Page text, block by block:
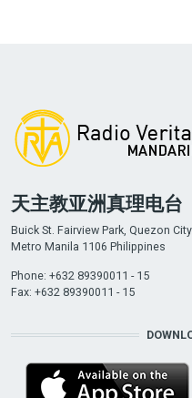
天主教亚洲真理电台
Buick St. Fairview Park, Quezon City
Metro Manila 1106 Philippines
Phone: +632 89390011 - 15
Fax: +632 89390011 - 15